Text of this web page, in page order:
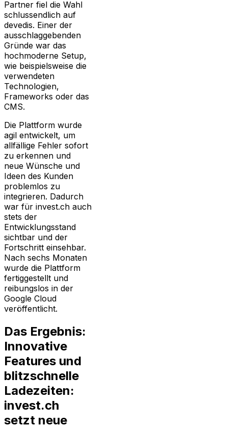
Partner fiel die Wahl
schlussendlich auf
devedis. Einer der
ausschlaggebenden
Gründe war das
hochmoderne Setup,
wie beispielsweise die
verwendeten
Technologien,
Frameworks oder das
CMS.
Die Plattform wurde
agil entwickelt, um
allfällige Fehler sofort
zu erkennen und
neue Wünsche und
Ideen des Kunden
problemlos zu
integrieren. Dadurch
war für invest.ch auch
stets der
Entwicklungsstand
sichtbar und der
Fortschritt einsehbar.
Nach sechs Monaten
wurde die Plattform
fertiggestellt und
reibungslos in der
Google Cloud
veröffentlicht.
Das Ergebnis:
Innovative
Features und
blitzschnelle
Ladezeiten:
invest.ch
setzt neue